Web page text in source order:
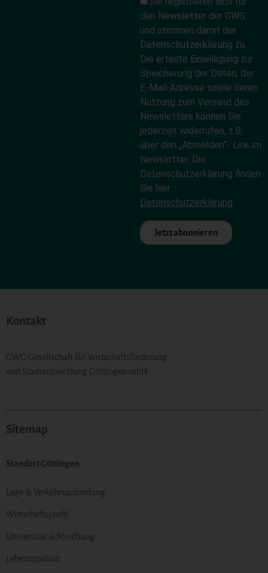
den Newsletter der GWG
und stimmen damit der
Datenschutzerklärung zu.
Die erteilte Einwilligung zur
Speicherung der Daten, der
E-Mail-Adresse sowie deren
Nutzung zum Versand des
Newsletters können Sie
jederzeit widerrufen, z.B,
über den „Abmelden“- Link im
Newsletter. Die
Datenschutzerklärung finden
Sie hier:
Datenschutzerklärung
Jetzt abonnieren
Kontakt
GWG Gesellschaft für Wirtschaftsförderung
und Stadtentwicklung Göttingen mbH
Sitemap
Standort Göttingen
Lage & Verkehrsanbindung
Wirtschaftsprofil
Universität & Forschung
Lebensqualität